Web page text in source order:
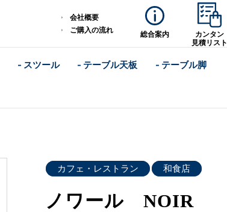
会社概要
ご購入の流れ
総合案内
カンタン
見積リスト
- スツール - テーブル天板 - テーブル脚
カフェ・レストラン 和食店
ノワール NOIR